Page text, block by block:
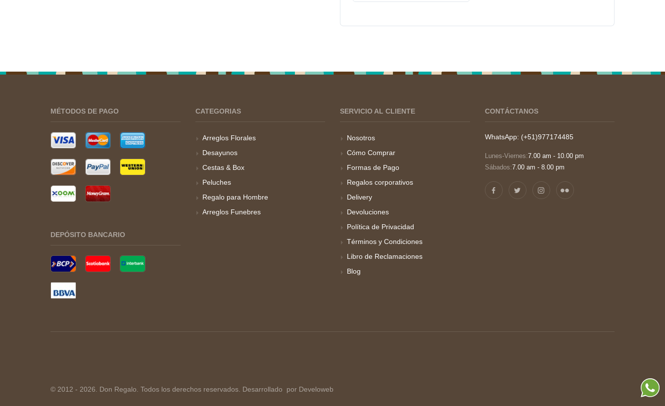
MÉTODOS DE PAGO
DEPÓSITO BANCARIO
CATEGORIAS
Arreglos Florales
Desayunos
Cestas & Box
Peluches
Regalo para Hombre
Arreglos Funebres
SERVICIO AL CLIENTE
Nosotros
Cómo Comprar
Formas de Pago
Regalos corporativos
Delivery
Devoluciones
Política de Privacidad
Términos y Condiciones
Libro de Reclamaciones
Blog
CONTÁCTANOS
WhatsApp: (+51)977174485
Lunes-Viernes:7.00 am - 10.00 pm
Sábados:7.00 am - 8.00 pm
© 2012 - 2026. Don Regalo. Todos los derechos reservados. Desarrollado por Develoweb